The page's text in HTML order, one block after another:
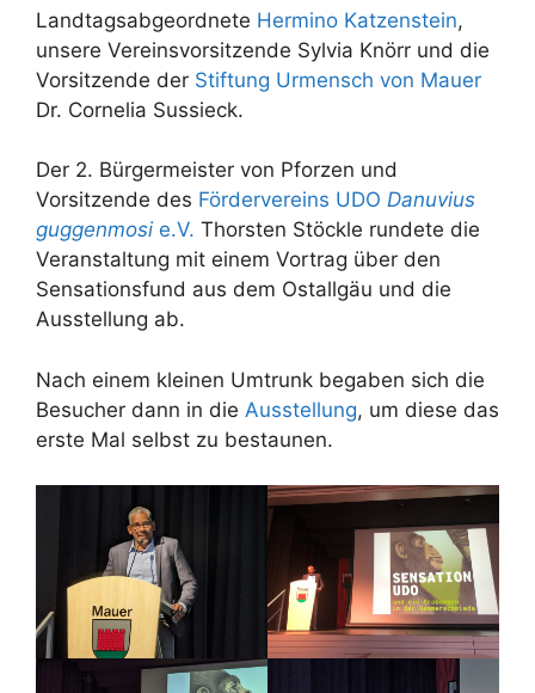
Landtagsabgeordnete Hermino Katzenstein,
unsere Vereinsvorsitzende Sylvia Knörr und die
Vorsitzende der Stiftung Urmensch von Mauer
Dr. Cornelia Sussieck.
Der 2. Bürgermeister von Pforzen und
Vorsitzende des Fördervereins UDO Danuvius
guggenmosi e.V. Thorsten Stöckle rundete die
Veranstaltung mit einem Vortrag über den
Sensationsfund aus dem Ostallgäu und die
Ausstellung ab.
Nach einem kleinen Umtrunk begaben sich die
Besucher dann in die Ausstellung, um diese das
erste Mal selbst zu bestaunen.